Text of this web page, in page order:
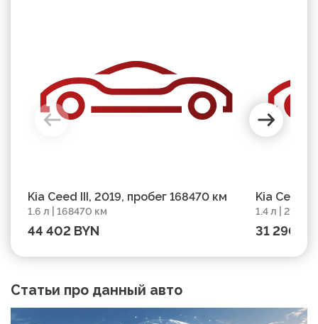
Kia Ceed III, 2019, пробег 168470 км
1.6 л | 168470 км
44 402 BYN
Kia Ceed II
210000 км
1.4 л |
31 290
Статьи про данный авто